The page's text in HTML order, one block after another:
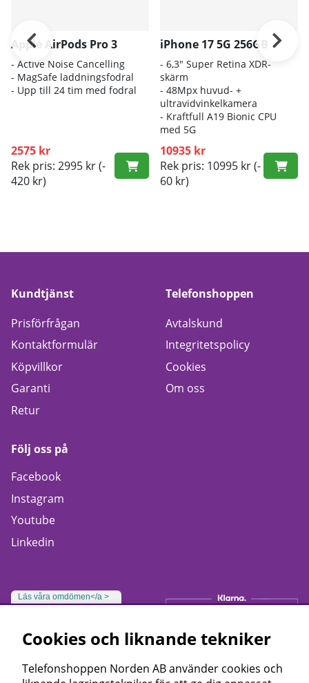
Apple AirPods Pro 3
- Active Noise Cancelling
- MagSafe laddningsfodral
- Upp till 24 tim med fodral
2575 kr
Rek pris: 2995 kr(-
420 kr)
iPhone 17 5G 256GB
- 6,3" Super Retina XDR-
skärm
- 48Mpx huvud- +
ultravidvinkelkamera
- Kraftfull A19 Bionic CPU
med 5G
10935 kr
Rek pris: 10995 kr(-
60 kr)
Kundtjänst
Prisförfrågan
Kontaktformulär
Köpvillkor
Garanti
Retur
Telefonshoppen
Avtalskund
Integritetspolicy
Cookies
Om oss
Följ oss på
Facebook
Instagram
Youtube
Linkedin
Läs våra omdömen</a >
Cookies och liknande tekniker
Telefonshoppen Norden AB använder cookies och